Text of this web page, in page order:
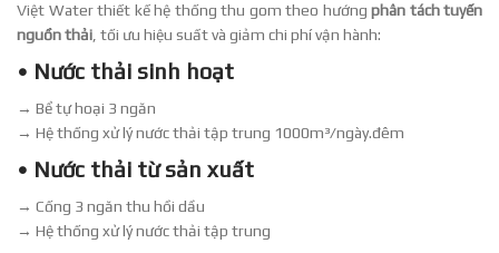
Việt Water thiết kế hệ thống thu gom theo hướng phân tách tuyến
nguồn thải , tối ưu hiệu suất và giảm chi phí vận hành:
• Nước thải sinh hoạt
→ Bể tự hoại 3 ngăn
→ Hệ thống xử lý nước thải tập trung 1000m³/ngày.đêm
• Nước thải từ sản xuất
→ Cống 3 ngăn thu hồi dầu
→ Hệ thống xử lý nước thải tập trung